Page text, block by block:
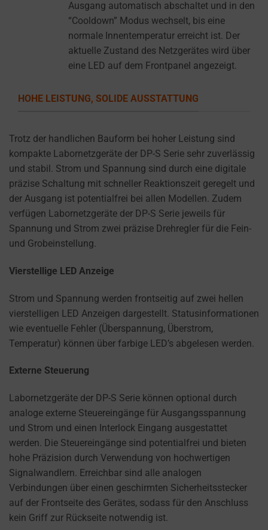
Ausgang automatisch abschaltet und in den
“Cooldown” Modus wechselt, bis eine
normale Innentemperatur erreicht ist. Der
aktuelle Zustand des Netzgerätes wird über
eine LED auf dem Frontpanel angezeigt.
HOHE LEISTUNG, SOLIDE AUSSTATTUNG
Trotz der handlichen Bauform bei hoher Leistung sind
kompakte Labornetzgeräte der DP-S Serie sehr zuverlässig
und stabil. Strom und Spannung sind durch eine digitale
präzise Schaltung mit schneller Reaktionszeit geregelt und
der Ausgang ist potentialfrei bei allen Modellen. Zudem
verfügen Labornetzgeräte der DP-S Serie jeweils für
Spannung und Strom zwei präzise Drehregler für die Fein-
und Grobeinstellung.
Vierstellige LED Anzeige
Strom und Spannung werden frontseitig auf zwei hellen
vierstelligen LED Anzeigen dargestellt. Statusinformationen
wie eventuelle Fehler (Überspannung, Überstrom,
Temperatur) können über farbige LED’s abgelesen werden.
Externe Steuerung
Labornetzgeräte der DP-S Serie können optional durch
analoge externe Steuereingänge für Ausgangsspannung
und Strom und einen Interlock Eingang ausgestattet
werden. Die Steuereingänge sind potentialfrei und bieten
hohe Präzision durch Verwendung von hochwertigen
Signalwandlern. Erreichbar sind alle analogen
Verbindungen über einen geschirmten Sicherheitsstecker
auf der Frontseite des Gerätes, sodass für den Anschluss
kein Griff zur Rückseite notwendig ist.
delete
whenever
you
choose.
For
more
details
on
uses
cookies
and
collects
you
refer
the
website’s
privacy
policy.
This
document
outlines